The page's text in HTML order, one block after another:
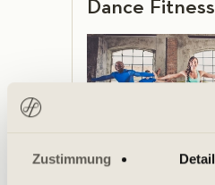
Zustimmung
Dance
MORE ABOUT